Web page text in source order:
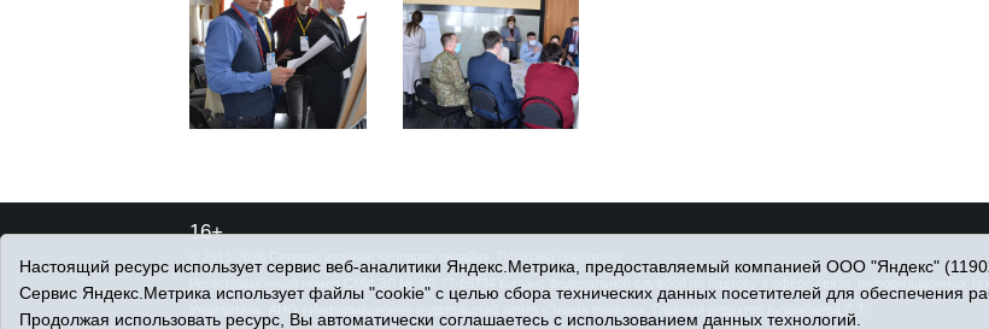
16+
Настоящий ресурс использует сервис веб-аналитики Яндекс.Метрика, предоставляемый компанией ООО "Яндекс"
Сервис Яндекс.Метрика использует файлы "cookie" с целью сбора технических данных посетителей для обеспечения
Продолжая использовать ресурс, Вы автоматически соглашаетесь с использованием данных технологий.